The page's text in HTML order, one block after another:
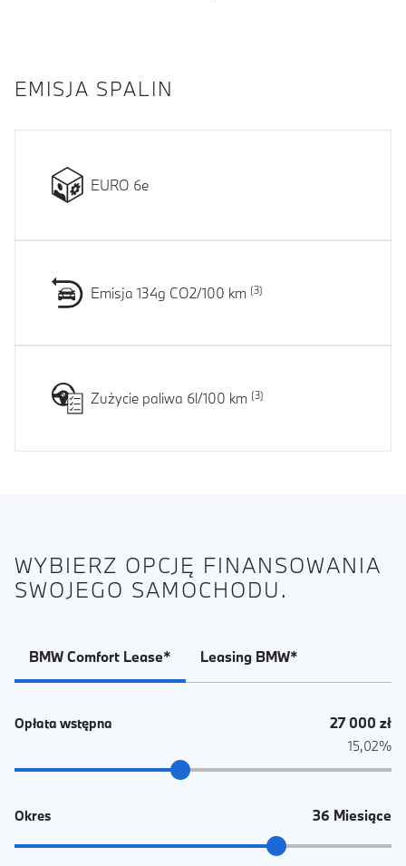
EMISJA SPALIN
EURO 6e
Emisja 134g CO2/100 km
Zużycie paliwa 6l/100 km
WYBIERZ OPCJĘ FINANSOWANIA
SWOJEGO SAMOCHODU.
BMW Comfort Lease* Leasing BMW*
Opłata wstępna 27 000 zł
15,02%
Okres 36 Miesiące